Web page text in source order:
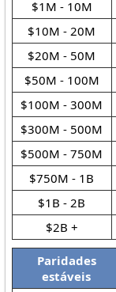
$1M - 10M
$10M - 20M
$20M - 50M
$50M - 100M
$100M - 300M
$300M - 500M
$500M - 750M
$750M - 1B
$1B - 2B
$2B +
Paridades
estáveis